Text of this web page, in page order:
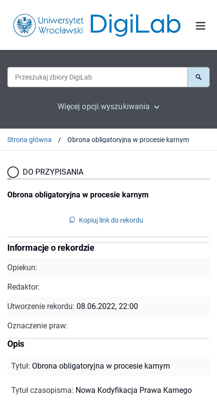
Więcej opcji wyszukiwania
Strona główna Obrona obligatoryjna w procesie karnym
DO PRZYPISANIA
Obrona obligatoryjna w procesie karnym
Kopiuj link do rekordu
Informacje o rekordzie
Opiekun:
Redaktor:
Utworzenie rekordu: 08.06.2022, 22:00
Oznaczenie praw:
Opis
Tytuł: Obrona obligatoryjna w procesie karnym
Tytuł czasopisma: Nowa Kodyfikacja Prawa Karnego